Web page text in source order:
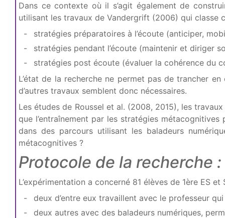
Dans ce contexte où il s’agit également de
utilisant les travaux de Vandergrift (2006) qui classe
stratégies préparatoires à l’écoute (anticiper,
stratégies pendant l’écoute (maintenir et diriger
stratégies post écoute (évaluer la cohérence du
L’état de la recherche ne permet pas de trancher
d’autres travaux semblent donc nécessaires.
Les études de Roussel et al. (2008, 2015), les
que l’entraînement par les stratégies
dans des parcours utilisant les baladeurs
métacognitives ?
Protocole de la recherche
L’expérimentation a concerné 81 élèves de 1ère ES
deux d’entre eux travaillent avec le professeur
deux autres avec des baladeurs numériques,